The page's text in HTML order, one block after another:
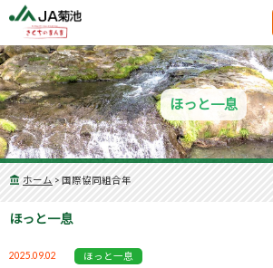
ほっと一息
ホーム > 国際協同組合年
ほっと一息
2025.09.02 ほっと一息